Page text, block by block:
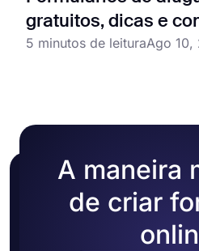
gratuitos, dicas e
5 minutos de leituraAgo 10,
A maneira
de criar